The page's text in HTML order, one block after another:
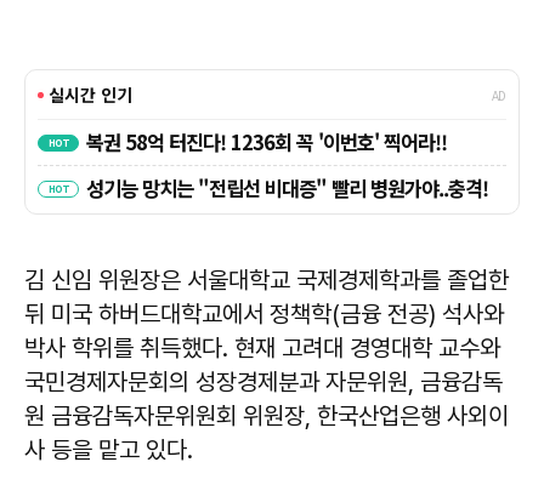
김 신임 위원장은 서울대학교 국제경제학과를 졸업한
뒤 미국 하버드대학교에서 정책학(금융 전공) 석사와
박사 학위를 취득했다. 현재 고려대 경영대학 교수와
국민경제자문회의 성장경제분과 자문위원, 금융감독
원 금융감독자문위원회 위원장, 한국산업은행 사외이
사 등을 맡고 있다.